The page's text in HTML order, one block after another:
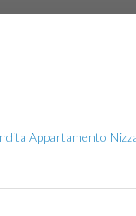
Appartamento